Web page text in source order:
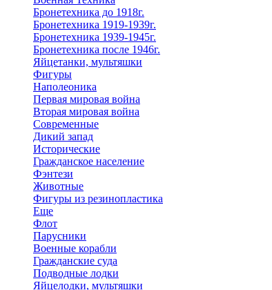
Бронетехника до 1918г.
Бронетехника 1919-1939г.
Бронетехника 1939-1945г.
Бронетехника после 1946г.
Яйцетанки, мультяшки
Фигуры
Наполеоника
Первая мировая война
Вторая мировая война
Современные
Дикий запад
Исторические
Гражданское население
Фэнтези
Животные
Фигуры из резинопластика
Еще
Флот
Парусники
Военные корабли
Гражданские суда
Подводные лодки
Яйцелодки, мультяшки